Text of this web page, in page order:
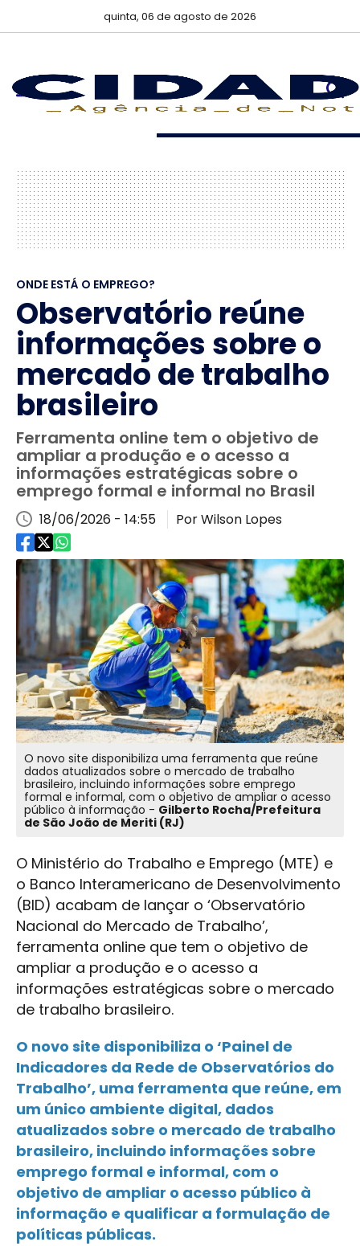
quinta, 06 de agosto de 2026
ONDE ESTÁ O EMPREGO?
Observatório reúne
informações sobre o
mercado de trabalho
brasileiro
Ferramenta online tem o objetivo de
ampliar a produção e o acesso a
informações estratégicas sobre o
emprego formal e informal no Brasil
18/06/2026 - 14:55 Por Wilson Lopes
O novo site disponibiliza uma ferramenta que reúne
dados atualizados sobre o mercado de trabalho
brasileiro, incluindo informações sobre emprego
formal e informal, com o objetivo de ampliar o acesso
público à informação - Gilberto Rocha/Prefeitura
de São João de Meriti (RJ)
O Ministério do Trabalho e Emprego (MTE) e
o Banco Interamericano de Desenvolvimento
(BID) acabam de lançar o ‘Observatório
Nacional do Mercado de Trabalho’,
ferramenta online que tem o objetivo de
ampliar a produção e o acesso a
informações estratégicas sobre o mercado
de trabalho brasileiro.
O novo site disponibiliza o ‘Painel de
Indicadores da Rede de Observatórios do
Trabalho’, uma ferramenta que reúne, em
um único ambiente digital, dados
atualizados sobre o mercado de trabalho
brasileiro, incluindo informações sobre
emprego formal e informal, com o
objetivo de ampliar o acesso público à
informação e qualificar a formulação de
políticas públicas.